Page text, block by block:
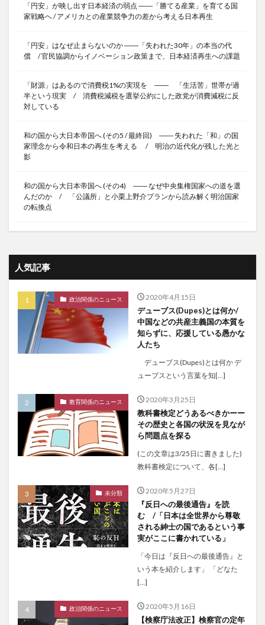
「円安」が映し出す日本経済の弱点 ――「勝てる産業」を育てる国
家戦略へ / アメリカとの産業競争力の差から考える日本再生
「円安」はなぜ止まらないのか ――「失われた30年」の本当の代
償 / 官民協調からイノベーション政策まで、日本経済再生への課題
「財源」はあるので消費税1%の実現を ―― 「生活苦」世帯が過
半という現実 / 消費税減税を選挙公約にした政党が消費減税に反
対している
和の国から大日本帝国へ (その5 / 最終回) ―― 失われた「和」の国
家理念から令和日本の再生を考える / 明治の近代化が残した光と
影
和の国から大日本帝国へ (その4) ―― なぜ中央集権国家への道を選
んだのか / 「公議所」と小栗上野介プランから読み解く明治国家
の転換点
人気記事
政治関係のニュース 2020年4月15日
デューブス(Dupes)とは何か/
中国などの共産主義国の本質を
知らずに、応援している愚かな
人たち
デューブス(Dupes)とは何か デ
ューブスという言葉を知[…]
教育関係のニュース 2020年3月25日
教科書検定どうあるべきかーー
その歴史と各国の状況を見なが
ら問題点を探る
(この文章は3/25日に書きました)
教科書検定について、各[…]
未分類 2020年5月27日
『反日への最後通告』を読
む /「日本は全世界から尊敬
される紳士の国であるという事
実がここに書かれている」
「今日は『反日への最後通告』と
いう本を紹介します」 「どなた
[…]
政治関係のニュース 2020年5月16日
【検察庁法改正】検察官の定年